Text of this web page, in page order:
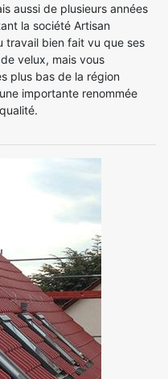
aussi de plusieurs années
la société Artisan
travail bien fait vu que ses
velux, mais vous
plus bas de la région
importante renommée